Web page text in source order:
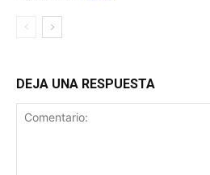
DEJA UNA RESPUESTA